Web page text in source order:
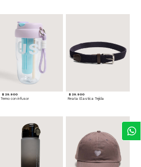
$ 29.900
Termo con infusor
$ 29.900
Reata Elastica Tejida